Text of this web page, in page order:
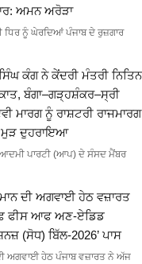
ਅਮਨ ਅਰੋੜਾ
ਧਿਰ ਨੂੰ ਘੇਰਦਿਆਂ ਪੰਜਾਬ ਦੇ ਰੁਜ਼ਗਾਰ
ਕੰਗ ਨੇ ਕੇਂਦਰੀ ਮੰਤਰੀ ਨਿਤਿਨ
ਬੰਗਾ–ਗੜ੍ਹਸ਼ੰਕਰ–ਸ੍ਰੀ
ਮਾਰਗ ਨੂੰ ਰਾਸ਼ਟਰੀ ਰਾਜਮਾਰਗ
ਮੁੜ ਦੁਹਰਾਇਆ
ਪਾਰਟੀ (ਆਪ) ਦੇ ਸੰਸਦ ਮੈਂਬਰ
ਦੀ ਅਗਵਾਈ ਹੇਠ ਵਜ਼ਾਰਤ
ਫੀਸ ਆਫ ਅਣ-ਏਡਿਡ
(ਸੋਧ) ਬਿੱਲ-2026’ ਪਾਸ
ਅਗਵਾਈ ਹੇਠ ਪੰਜਾਬ ਵਜ਼ਾਰਤ ਨੇ ਅੱਜ